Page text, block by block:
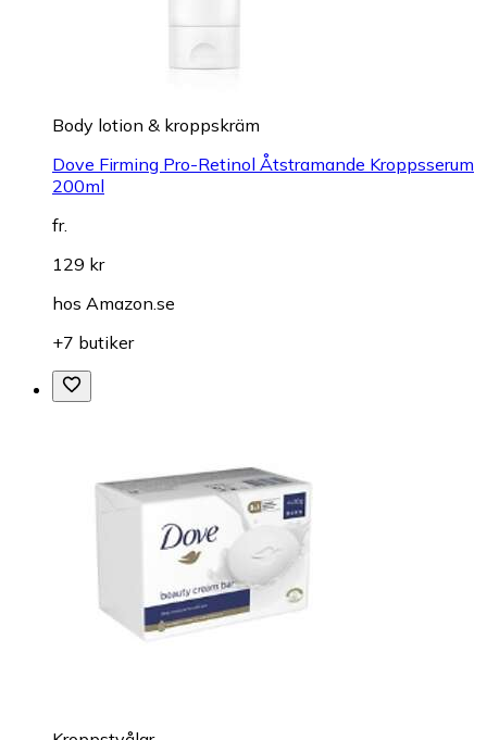
Body lotion & kroppskräm
Dove Firming Pro-Retinol Åtstramande Kroppsserum
200ml
fr.
129 kr
hos Amazon.se
+7 butiker